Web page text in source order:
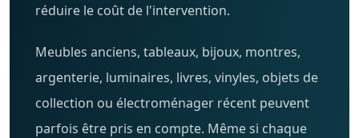
réduire le coût de l'intervention.
Meubles anciens, tableaux, bijoux, montres,
argenterie, luminaires, livres, vinyles, objets de
collection ou électroménager récent peuvent
parfois être pris en compte. Même si chaque